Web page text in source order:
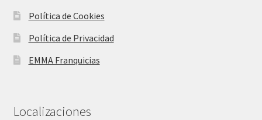
Política de Cookies
Política de Privacidad
EMMA Franquicias
Localizaciones